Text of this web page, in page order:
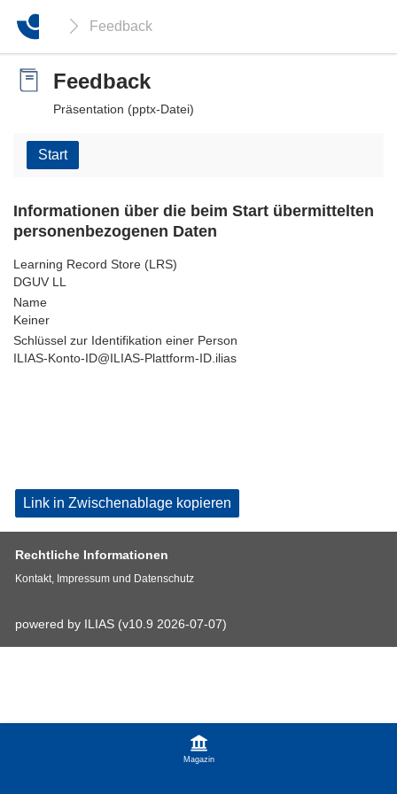
Feedback
Magazin
Feedback
Präsentation (pptx-Datei)
Start
Informationen über die beim Start übermittelten
personenbezogenen Daten
Learning Record Store (LRS)
DGUV LL
Name
Keiner
Schlüssel zur Identifikation einer Person
ILIAS-Konto-ID@ILIAS-Plattform-ID.ilias
Link in Zwischenablage kopieren
Rechtliche Informationen
Kontakt, Impressum und Datenschutz
powered by ILIAS (v10.9 2026-07-07)